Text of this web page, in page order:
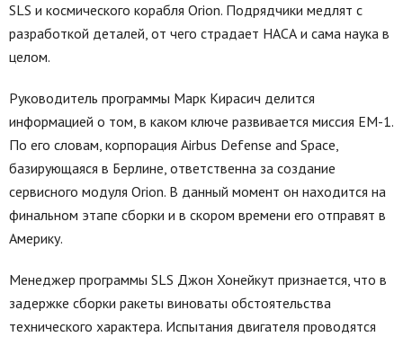
SLS и космического корабля Orion. Подрядчики медлят с
разработкой деталей, от чего страдает НАСА и сама наука в
целом.
Руководитель программы Марк Кирасич делится
информацией о том, в каком ключе развивается миссия ЕМ-1.
По его словам, корпорация Airbus Defense and Space,
базирующаяся в Берлине, ответственна за создание
сервисного модуля Orion. В данный момент он находится на
финальном этапе сборки и в скором времени его отправят в
Америку.
Менеджер программы SLS Джон Хонейкут признается, что в
задержке сборки ракеты виноваты обстоятельства
технического характера. Испытания двигателя проводятся